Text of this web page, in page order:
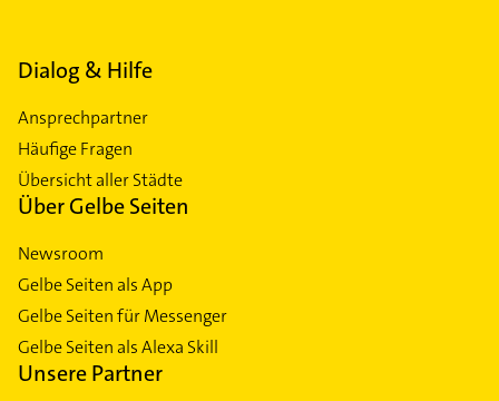
Dialog & Hilfe
Ansprechpartner
Häufige Fragen
Übersicht aller Städte
Über Gelbe Seiten
Newsroom
Gelbe Seiten als App
Gelbe Seiten für Messenger
Gelbe Seiten als Alexa Skill
Unsere Partner